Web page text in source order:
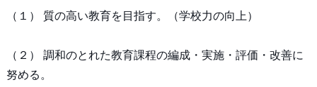
（１） 質の高い教育を目指す。（学校力の向上）
（２） 調和のとれた教育課程の編成・実施・評価・改善に
努める。